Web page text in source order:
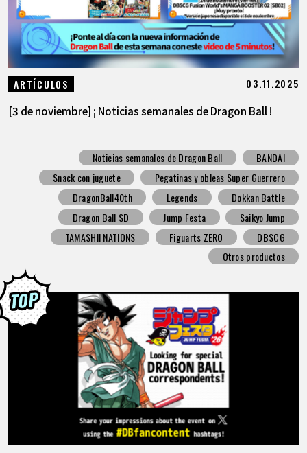
ARTÍCULOS 03.11.2025
[3 de noviembre] ¡ Noticias semanales de Dragon Ball !
Noticias semanales de Dragon Ball
BANDAI
Snack con juguete
Pegatinas y obleas Super Guerrero
DragonBall40th
Legends
Dokkan Battle
Dragon Ball SD
Jump Festa
Saikyo Jump
TAMASHII NATIONS
Figuarts ZERO
DBSCG
Otros productos